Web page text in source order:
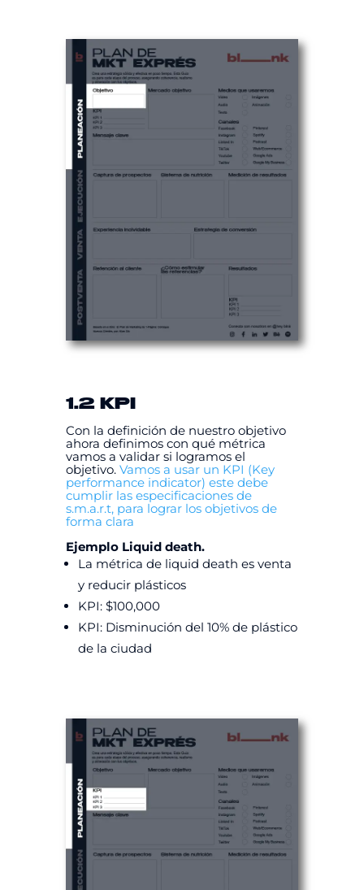
1.2 KPI
Con la definición de nuestro objetivo
ahora definimos con qué métrica
vamos a validar si logramos el
objetivo. Vamos a usar un KPI (Key
performance indicator) este debe
cumplir las especificaciones de
s.m.a.r.t, para lograr los objetivos de
forma clara
Ejemplo Liquid death.
La métrica de liquid death es venta
y reducir plásticos
KPI: $100,000
KPI: Disminución del 10% de plástico
de la ciudad